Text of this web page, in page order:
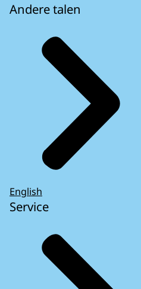
Andere talen
English
Service